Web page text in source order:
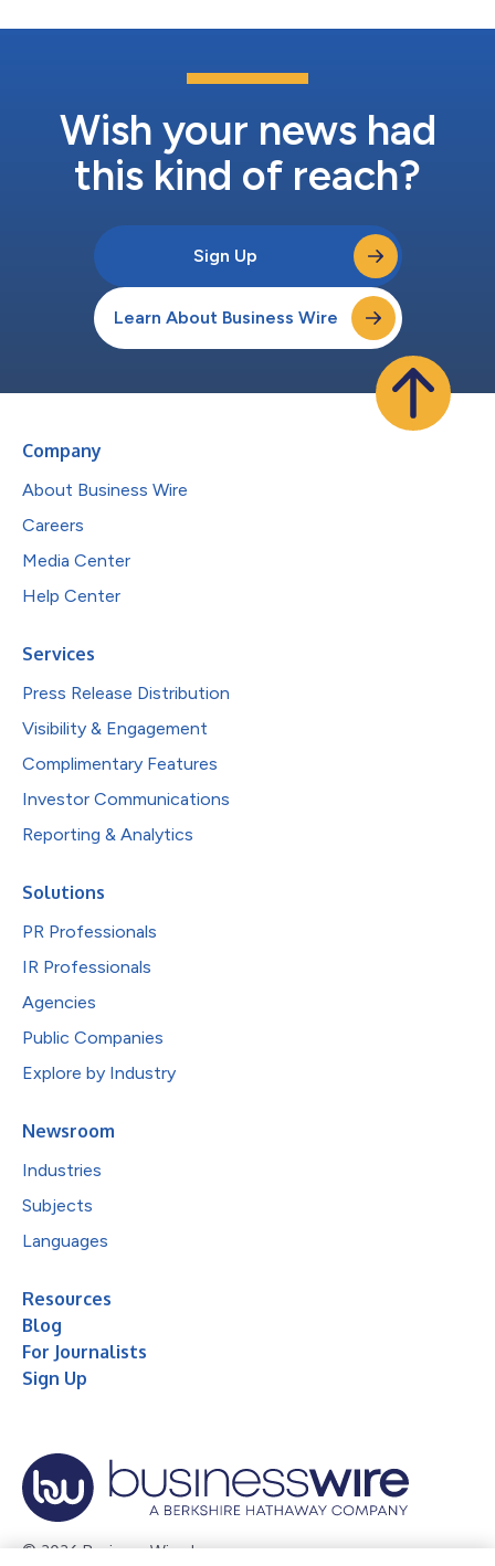
Wish your news had
this kind of reach?
Sign Up
Learn About Business Wire
Company
About Business Wire
Careers
Media Center
Help Center
Services
Press Release Distribution
Visibility & Engagement
Complimentary Features
Investor Communications
Reporting & Analytics
Solutions
PR Professionals
IR Professionals
Agencies
Public Companies
Explore by Industry
Newsroom
Industries
Subjects
Languages
Resources
Blog
For Journalists
Sign Up
© 2026 Business Wire, Inc.